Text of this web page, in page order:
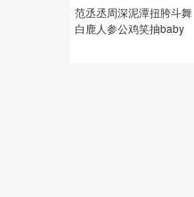
范丞丞周深泥潭扭胯斗舞
白鹿人参公鸡笑抽baby